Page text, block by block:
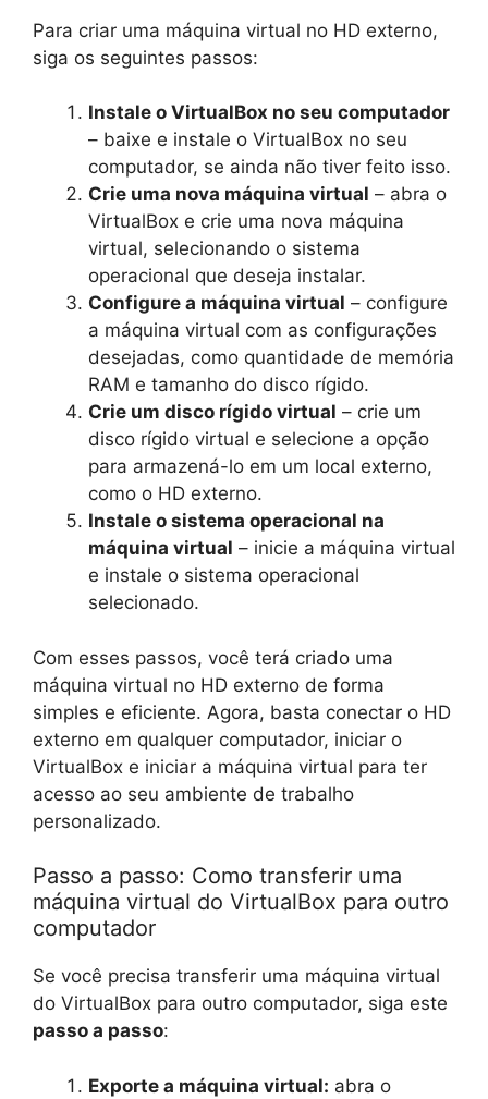
Para criar uma máquina virtual no HD externo,
siga os seguintes passos:
Instale o VirtualBox no seu computador
– baixe e instale o VirtualBox no seu
computador, se ainda não tiver feito isso.
Crie uma nova máquina virtual – abra o
VirtualBox e crie uma nova máquina
virtual, selecionando o sistema
operacional que deseja instalar.
Configure a máquina virtual – configure
a máquina virtual com as configurações
desejadas, como quantidade de memória
RAM e tamanho do disco rígido.
Crie um disco rígido virtual – crie um
disco rígido virtual e selecione a opção
para armazená-lo em um local externo,
como o HD externo.
Instale o sistema operacional na
máquina virtual – inicie a máquina virtual
e instale o sistema operacional
selecionado.
Com esses passos, você terá criado uma
máquina virtual no HD externo de forma
simples e eficiente. Agora, basta conectar o HD
externo em qualquer computador, iniciar o
VirtualBox e iniciar a máquina virtual para ter
acesso ao seu ambiente de trabalho
personalizado.
Passo a passo: Como transferir uma
máquina virtual do VirtualBox para outro
computador
Se você precisa transferir uma máquina virtual
do VirtualBox para outro computador, siga este
passo a passo:
Exporte a máquina virtual: abra o